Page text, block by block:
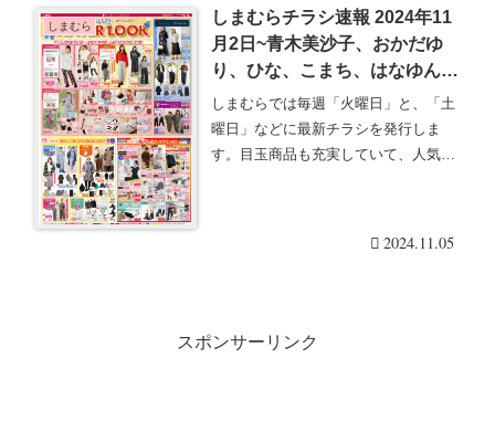
しまむら
しまむらチラシ速報 2024年11
月2日~青木美沙子、おかだゆ
り、ひな、こまち、はなゆん
など人気インフルエンサーコラ
ボ冬物も！
しまむらでは毎週「火曜日」と、「土
曜日」などに最新チラシを発行しま
す。目玉商品も充実していて、人気の
2024.11.05
スポンサーリンク